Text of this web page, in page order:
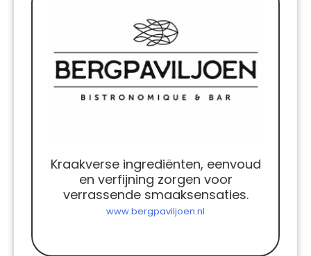
Kraakverse ingrediënten, eenvoud
en verfijning zorgen voor
verrassende smaaksensaties.
www.bergpaviljoen.nl